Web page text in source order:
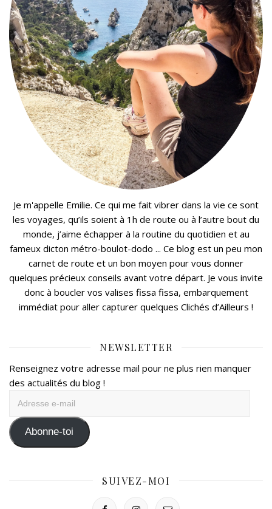
Je m'appelle Emilie. Ce qui me fait vibrer dans la vie ce sont
les voyages, qu’ils soient à 1h de route ou à l’autre bout du
monde, j’aime échapper à la routine du quotidien et au
fameux dicton métro-boulot-dodo ... Ce blog est un peu mon
carnet de route et un bon moyen pour vous donner
quelques précieux conseils avant votre départ. Je vous invite
donc à boucler vos valises fissa fissa, embarquement
immédiat pour aller capturer quelques Clichés d’Ailleurs !
NEWSLETTER
Renseignez votre adresse mail pour ne plus rien manquer
des actualités du blog !
mail Abonne-toi
SUIVEZ-MOI